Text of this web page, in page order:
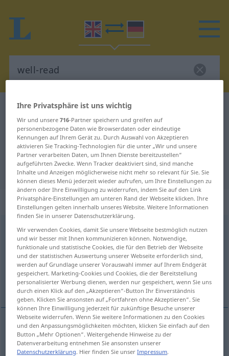
Englisch-Deutsch Wörterbuch
Englisch-Deutsch Übersetzung für
"well-read"
"well-read" Deutsch Übersetzung
„well-read“: adjective
well-read [-red]adj
Übersicht aller Übersetzungen
(Für mehr Details die Übersetzung anklicken/antippen)
sehr belesen bewandert
(sehr)belesen well-read
Ihre Privatsphäre ist uns wichtig
Wir und unsere716-Partner speichern und greifen auf
personenbezogene Daten wie Browserdaten oder eindeutige
Kennungen auf Ihrem Gerät zu. Durch Auswahl von Akzeptieren
aktivieren Sie Tracking-Technologien für die unter „Wir und unsere
Partner verarbeiten Daten, um Ihnen Dienste bereitzustellen“
aufgeführten Zwecke. Wenn Tracker deaktiviert sind, sind manche
Inhalte und Anzeigen möglicherweise nicht mehr so relevant für Sie. Sie
können dieses Menü jederzeit wieder aufrufen, um Ihre Einstellungen zu
ändern oder Ihre Einwilligung zu widerrufen, indem Sie auf den Link
Privatsphäre-Einstellungen am unteren Rand der Webseite klicken. Ihre
Einstellungen gelten innerhalb unseres Website. Weitere Informationen
finden Sie in unserer Datenschutzerklärung.
Wir verwenden Cookies, damit Sie unsere Webseite bestmöglich nutzen
und wir besser mit Ihnen kommunizieren können. Notwendige,
funktionale und statistische Cookies, die für den Betrieb der Webseite
und der statistischen Auswertung unserer Webseite erforderlich sind,
werden auf Grundlage unserer Vorauswahl immer auf Ihrem Endgerät
gespeichert. Marketing-Cookies und Cookies, die der Bereitstellung
personalisierter Werbung dienen, werden nur gespeichert, wenn Sie uns
durch einen Klick auf den „Akzeptieren“-Button Ihr Einverständnis
geben. Klicken Sie ansonsten auf „Fortfahren ohne Akzeptieren“. Sie
können Ihre Einwilligung jederzeit für zukünftige Besuche unserer
Webseite widerrufen. Wenn Sie weitere Informationen zu den Cookies
und den Anpassungsmöglichkeiten möchten, klicken Sie einfach auf den
Button „Mehr Optionen“. Weitergehende Hinweise zu der
Datenverarbeitung entnehmen Sie ansonsten unserer
Datenschutzerklärung. Hier finden Sie unserImpressum.